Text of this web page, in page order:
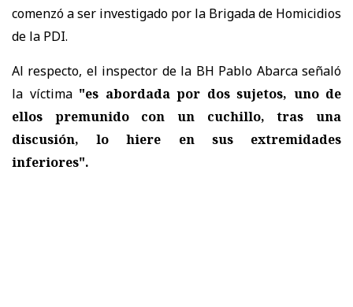
comenzó a ser investigado por la Brigada de Homicidios
de la PDI.
Al respecto, el inspector de la BH Pablo Abarca señaló
la víctima "es abordada por dos sujetos, uno de
ellos premunido con un cuchillo, tras una
discusión, lo hiere en sus extremidades
inferiores".